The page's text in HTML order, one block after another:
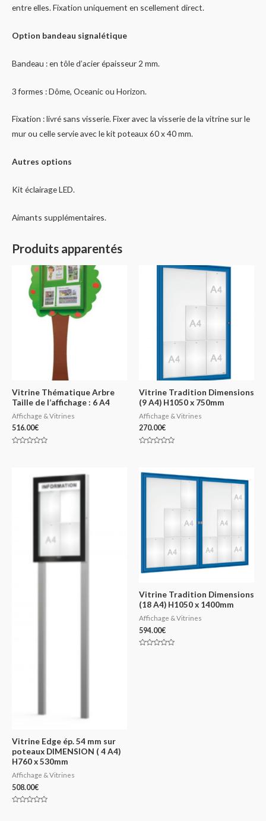
entre elles. Fixation uniquement en scellement direct.
Option bandeau signalétique
Bandeau : en tôle d’acier épaisseur 2 mm.
3 formes : Dôme, Oceanic ou Horizon.
Fixation : livré sans visserie. Fixer avec la visserie de la vitrine sur le
mur ou celle servie avec le kit poteaux 60 x 40 mm.
Autres options
Kit éclairage LED.
Aimants supplémentaires.
Produits apparentés
Vitrine Thématique Arbre
Taille de l’affichage : 6 A4
Affichage & Vitrines
516.00€
Vitrine Tradition Dimensions
(9 A4) H1050 x 750mm
Affichage & Vitrines
270.00€
Vitrine Edge ép. 54 mm sur
poteaux DIMENSION ( 4 A4)
H760 x 530mm
Affichage & Vitrines
508.00€
Vitrine Tradition Dimensions
(18 A4) H1050 x 1400mm
Affichage & Vitrines
594.00€